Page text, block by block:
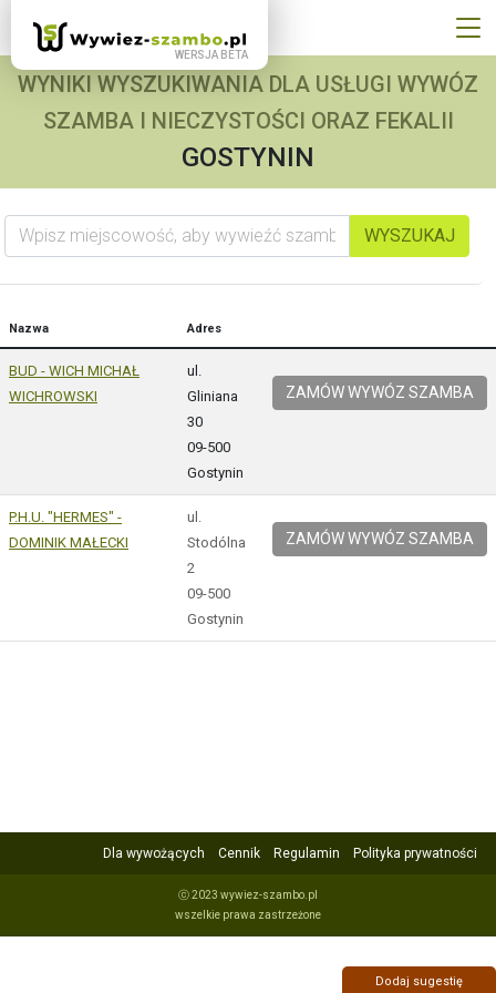
WYNIKI WYSZUKIWANIA DLA USŁUGI WYWÓZ
SZAMBA I NIECZYSTOŚCI ORAZ FEKALII
GOSTYNIN
Wpisz miejscowość, aby wywieźć szambo
WYSZUKAJ
Nazwa Adres
BUD - WICH MICHAŁ
WICHROWSKI
ul.
Gliniana
30
09-500
Gostynin
ZAMÓW WYWÓZ SZAMBA
P.H.U. "HERMES" -
DOMINIK MAŁECKI
ul.
Stodólna
2
09-500
Gostynin
ZAMÓW WYWÓZ SZAMBA
Dla wywożących Cennik Regulamin Polityka prywatności
ⓒ 2023 wywiez-szambo.pl
wszelkie prawa zastrzeżone
Dodaj sugestię